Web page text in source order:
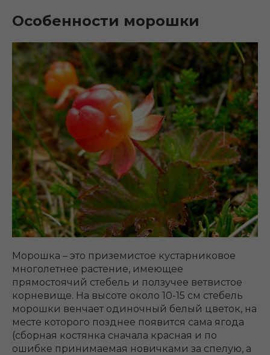
Особенности морошки
Морошка – это приземистое кустарниковое
многолетнее растение, имеющее
прямостоячий стебель и ползучее ветвистое
корневище. На высоте около 10-15 см стебель
морошки венчает одиночный белый цветок, на
месте которого позднее появится сама ягода
(сборная костянка сначала красная и по
ошибке принимаемая новичками за спелую, а